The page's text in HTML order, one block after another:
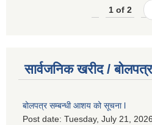
1 of 2
सार्वजनिक खरीद /
बोलपत्र सम्बन्धी आशय को सूचना l
Post date: Tuesday, July 21,